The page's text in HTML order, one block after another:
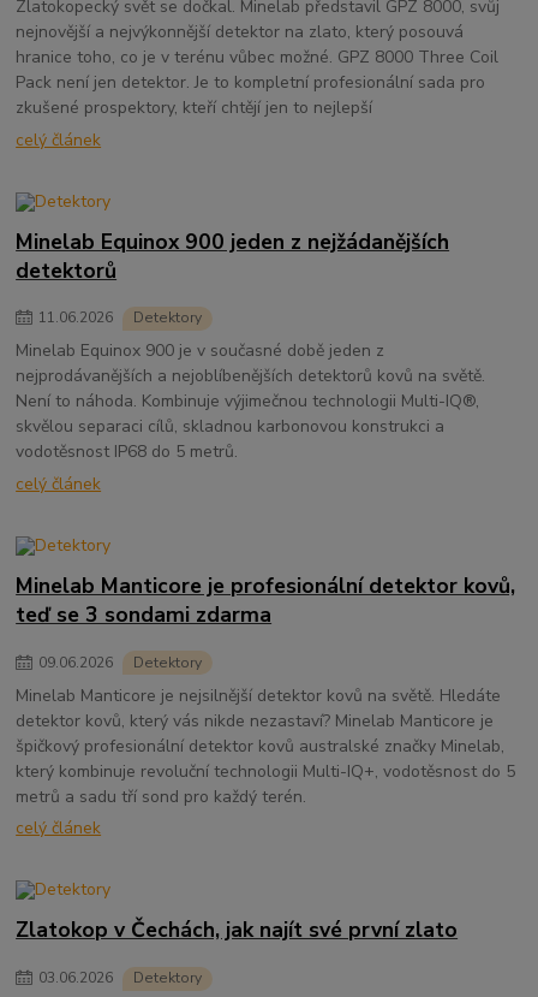
Zlatokopecký svět se dočkal. Minelab představil GPZ 8000, svůj
nejnovější a nejvýkonnější detektor na zlato, který posouvá
hranice toho, co je v terénu vůbec možné. GPZ 8000 Three Coil
Pack není jen detektor. Je to kompletní profesionální sada pro
zkušené prospektory, kteří chtějí jen to nejlepší
celý článek
Minelab Equinox 900 jeden z nejžádanějších
detektorů
11.06.2026 Detektory
Minelab Equinox 900 je v současné době jeden z
nejprodávanějších a nejoblíbenějších detektorů kovů na světě.
Není to náhoda. Kombinuje výjimečnou technologii Multi-IQ®,
skvělou separaci cílů, skladnou karbonovou konstrukci a
vodotěsnost IP68 do 5 metrů.
celý článek
Minelab Manticore je profesionální detektor kovů,
teď se 3 sondami zdarma
09.06.2026 Detektory
Minelab Manticore je nejsilnější detektor kovů na světě. Hledáte
detektor kovů, který vás nikde nezastaví? Minelab Manticore je
špičkový profesionální detektor kovů australské značky Minelab,
který kombinuje revoluční technologii Multi-IQ+, vodotěsnost do 5
metrů a sadu tří sond pro každý terén.
celý článek
Zlatokop v Čechách, jak najít své první zlato
03.06.2026 Detektory